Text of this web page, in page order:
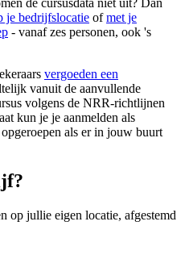
de cursusdata niet uit? Dan
je bedrijfslocatie ofmet je
- vanaf zes personen, ook 's
vergoeden een
vanuit de aanvullende
volgens de NRR-richtlijnen
kun je je aanmelden als
als er in jouw buurt
op jullie eigen locatie, afgestemd